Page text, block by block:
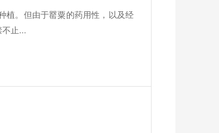
植。但由于罂粟的药用性，以及经
止...